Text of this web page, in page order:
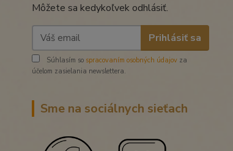
Môžete sa kedykoľvek odhlásiť.
Prihlásiť sa
Súhlasím so spracovaním osobných údajov za
účelom zasielania newslettera.
Sme na sociálnych sieťach